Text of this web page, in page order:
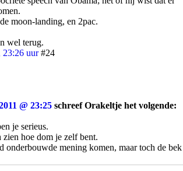
moon-landing, en 2pac.
wel terug.
23:26 uur #24
@ 23:25 schreef Orakeltje het volgende:
je serieus.
hoe dom je zelf bent.
onderbouwde mening komen, maar toch de bek
wel terug.